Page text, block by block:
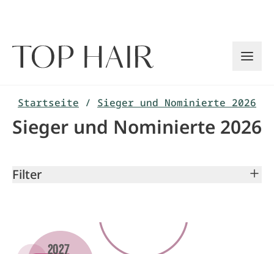
Startseite / Sieger und Nominierte 2026
Sieger und Nominierte 2026
Filter